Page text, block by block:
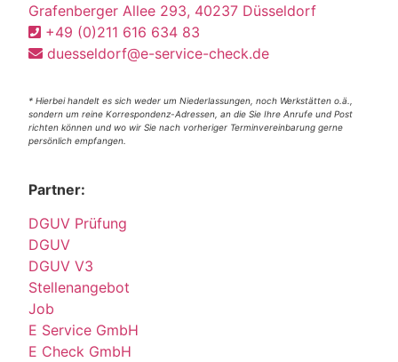
Grafenberger Allee 293, 40237 Düsseldorf
+49 (0)211 616 634 83
duesseldorf@e-service-check.de
* Hierbei handelt es sich weder um Niederlassungen, noch Werkstätten o.ä.,
sondern um reine Korrespondenz-Adressen, an die Sie Ihre Anrufe und Post
richten können und wo wir Sie nach vorheriger Terminvereinbarung gerne
persönlich empfangen.
Partner:
DGUV Prüfung
DGUV
DGUV V3
Stellenangebot
Job
E Service GmbH
E Check GmbH